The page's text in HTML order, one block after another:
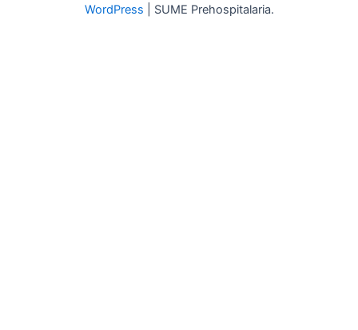
WordPress | SUME Prehospitalaria.